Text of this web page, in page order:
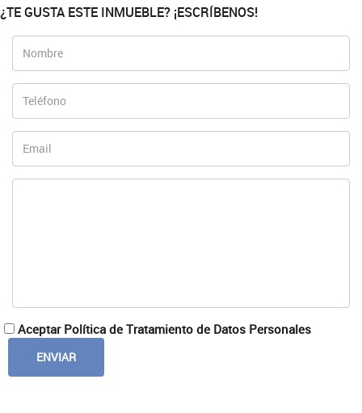
¿TE GUSTA ESTE INMUEBLE? ¡ESCRÍBENOS!
Aceptar Política de Tratamiento de Datos Personales